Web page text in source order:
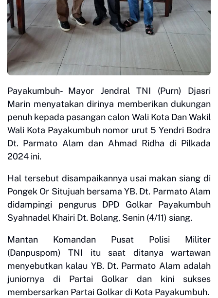
Payakumbuh- Mayor Jendral TNI (Purn) Djasri
Marin menyatakan dirinya memberikan dukungan
penuh kepada pasangan calon Wali Kota Dan Wakil
Wali Kota Payakumbuh nomor urut 5 Yendri Bodra
Dt. Parmato Alam dan Ahmad Ridha di Pilkada
2024 ini.
Hal tersebut disampaikannya usai makan siang di
Pongek Or Situjuah bersama YB. Dt. Parmato Alam
didampingi pengurus DPD Golkar Payakumbuh
Syahnadel Khairi Dt. Bolang, Senin (4/11) siang.
Mantan Komandan Pusat Polisi Militer
(Danpuspom) TNI itu saat ditanya wartawan
menyebutkan kalau YB. Dt. Parmato Alam adalah
juniornya di Partai Golkar dan kini sukses
membersarkan Partai Golkar di Kota Payakumbuh.